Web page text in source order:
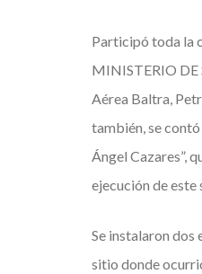
Participó toda la
MINISTERIO DE
Aérea Baltra,
también, se
Ángel Cazares”,
ejecución de este
Se instalaron dos
sitio donde